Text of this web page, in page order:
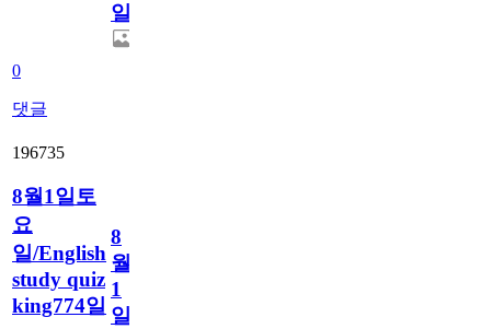
0
댓글
일
196735
8월1일토
요
일/English
study quiz
king774일
8
월
1
일